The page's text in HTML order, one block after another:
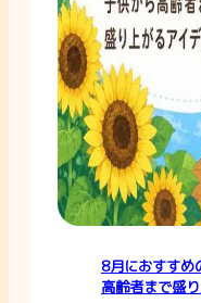
8月におすすめ
高齢者まで盛